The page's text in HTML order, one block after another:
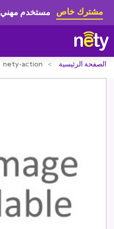
مشترك خاص مستخدم مهني
الصفحة الرئيسية nety-action